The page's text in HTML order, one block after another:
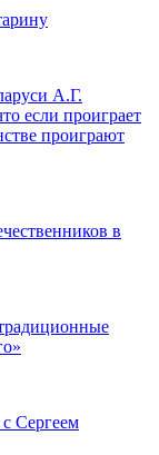
А.Г.
если проиграет
проиграют
в
Сергеем